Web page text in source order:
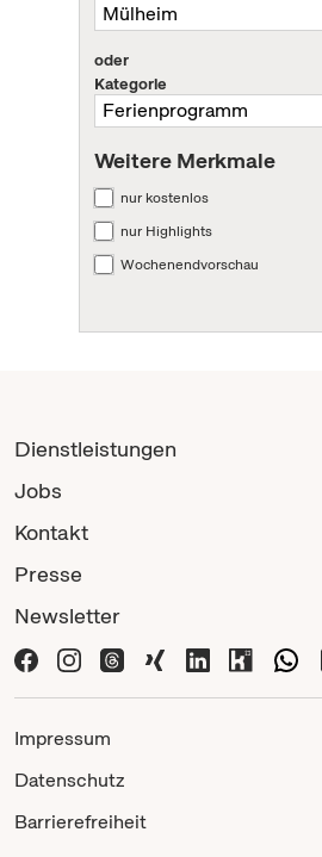
oder
Kategorie
Weitere Merkmale
nur kostenlos
nur Highlights
Wochenendvorschau
Dienstleistungen
Jobs
Kontakt
Presse
Newsletter
Impressum
Datenschutz
Barrierefreiheit